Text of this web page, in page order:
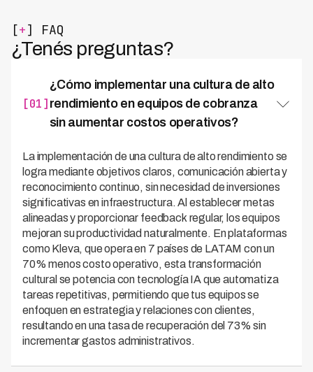
[+] FAQ
¿Tenés preguntas?
[01]
¿Cómo implementar una cultura de alto
rendimiento en equipos de cobranza
sin aumentar costos operativos?
La implementación de una cultura de alto rendimiento se
logra mediante objetivos claros, comunicación abierta y
reconocimiento continuo, sin necesidad de inversiones
significativas en infraestructura. Al establecer metas
alineadas y proporcionar feedback regular, los equipos
mejoran su productividad naturalmente. En plataformas
como Kleva, que opera en 7 países de LATAM con un
70% menos costo operativo, esta transformación
cultural se potencia con tecnología IA que automatiza
tareas repetitivas, permitiendo que tus equipos se
enfoquen en estrategia y relaciones con clientes,
resultando en una tasa de recuperación del 73% sin
incrementar gastos administrativos.